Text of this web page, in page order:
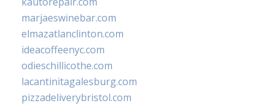
marjaeswinebar.com
elmazatlanclinton.com
ideacoffeenyc.com
odieschillicothe.com
lacantinitagalesburg.com
pizzadeliverybristol.com